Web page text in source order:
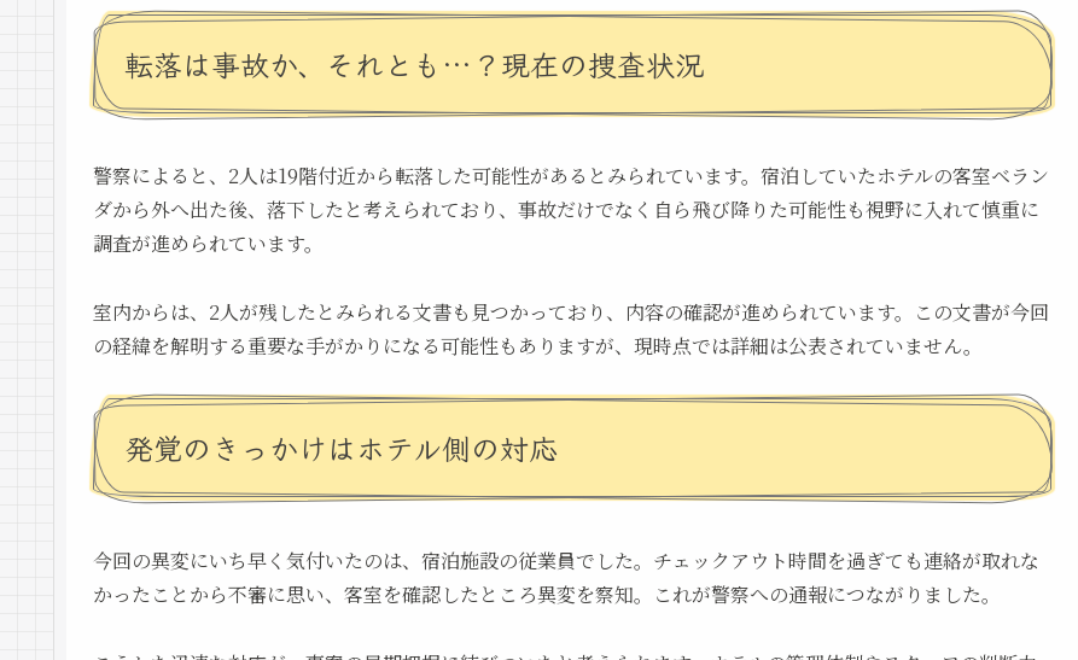
転落は事故か、それとも…？現在の捜査状況
警察によると、2人は19階付近から転落した可能性があるとみられています。宿泊していたホテルの客室ベラン
ダから外へ出た後、落下したと考えられており、事故だけでなく自ら飛び降りた可能性も視野に入れて慎重に
調査が進められています。
室内からは、2人が残したとみられる文書も見つかっており、内容の確認が進められています。この文書が今回
の経緯を解明する重要な手がかりになる可能性もありますが、現時点では詳細は公表されていません。
発覚のきっかけはホテル側の対応
今回の異変にいち早く気付いたのは、宿泊施設の従業員でした。チェックアウト時間を過ぎても連絡が取れな
かったことから不審に思い、客室を確認したところ異変を察知。これが警察への通報につながりました。